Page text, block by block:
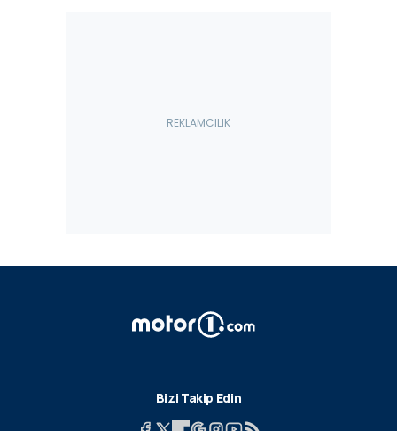
Bizi Takip Edin